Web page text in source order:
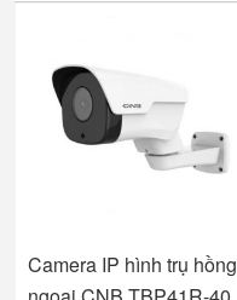
Camera IP hình trụ hồng